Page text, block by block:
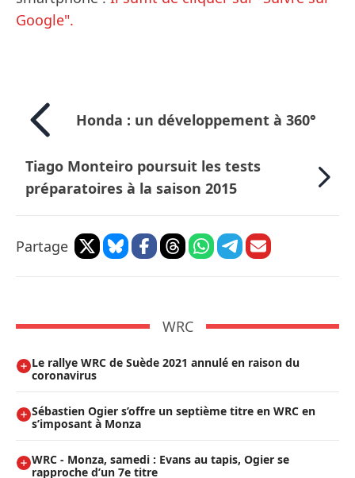
Google".
Honda : un développement à 360°
Tiago Monteiro poursuit les tests
préparatoires à la saison 2015
Partage
WRC
Le rallye WRC de Suède 2021 annulé en raison du
coronavirus
Sébastien Ogier s’offre un septième titre en WRC en
s’imposant à Monza
WRC - Monza, samedi : Evans au tapis, Ogier se
rapproche d’un 7e titre